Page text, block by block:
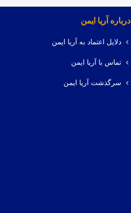
درباره آریا ایمن
دلایل اعتماد به آریا ایمن
تماس با آریا ایمن
سرگذشت آریا ایمن